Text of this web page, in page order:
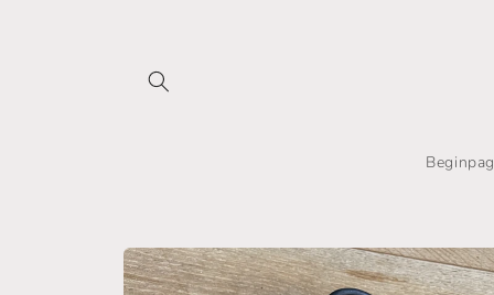
Ga direct naar
productinformatie